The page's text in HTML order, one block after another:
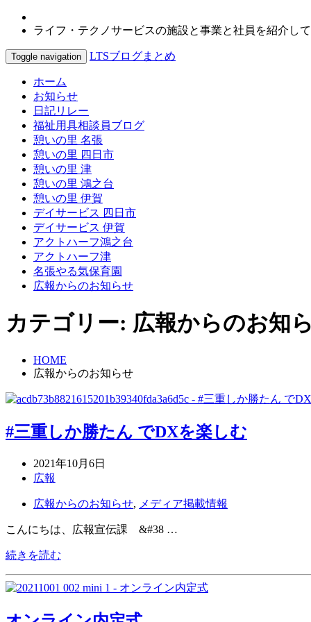
ライフ・テクノサービスの施設と事業と社員を紹介し
Toggle navigation LTSブログまとめ
ホーム
お知らせ
日記リレー
福祉用具相談員ブログ
憩いの里 名張
憩いの里 四日市
憩いの里 津
憩いの里 鴻之台
憩いの里 伊賀
デイサービス 四日市
デイサービス 伊賀
アクトハーフ鴻之台
アクトハーフ津
名張やる気保育園
広報からのお知らせ
カテゴリー: 広報からのお知
HOME
広報からのお知らせ
#三重しか勝たん でDXを楽しむ
2021年10月6日
広報
広報からのお知らせ, メディア掲載情報
こんにちは、広報宣伝課 &#38 …
続きを読む